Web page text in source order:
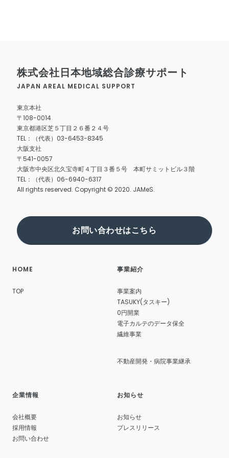
お知らせ
事業紹介
医療情報連携システム『TASUKY』
繊維商材の企画・製造・販売
企業情報
採用情報
お問い合わせ
株式会社日本地域総合診療サポート
JAPAN AREAL MEDICAL SUPPORT
東京本社
〒108-0014
東京都港区芝５丁目２６番２４号
TEL：（代表）03-6453-8345
大阪支社
〒541-0057
大阪市中央区北久宝寺町４丁目３番５号 本町サミットビル３階
TEL：（代表）06-6940-6317
All rights reserved. Copyright © 2020. JAMeS.
お問い合わせはこちら
HOME
TOP
事業紹介
事業案内
TASUKY(タスキー)
0円開業
電子カルテのデータ保全
繊維事業
不動産開発・病院事業継承
企業情報
会社概要
採用情報
お問い合わせ
お知らせ
お知らせ
プレスリリース